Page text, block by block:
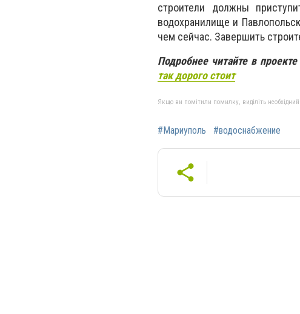
строители должны
водохранилище и
чем сейчас. Завершить
Подробнее читайте в
так дорого стоит
Якщо ви помітили помилку, виділіть
#Мариуполь #водоснабжение